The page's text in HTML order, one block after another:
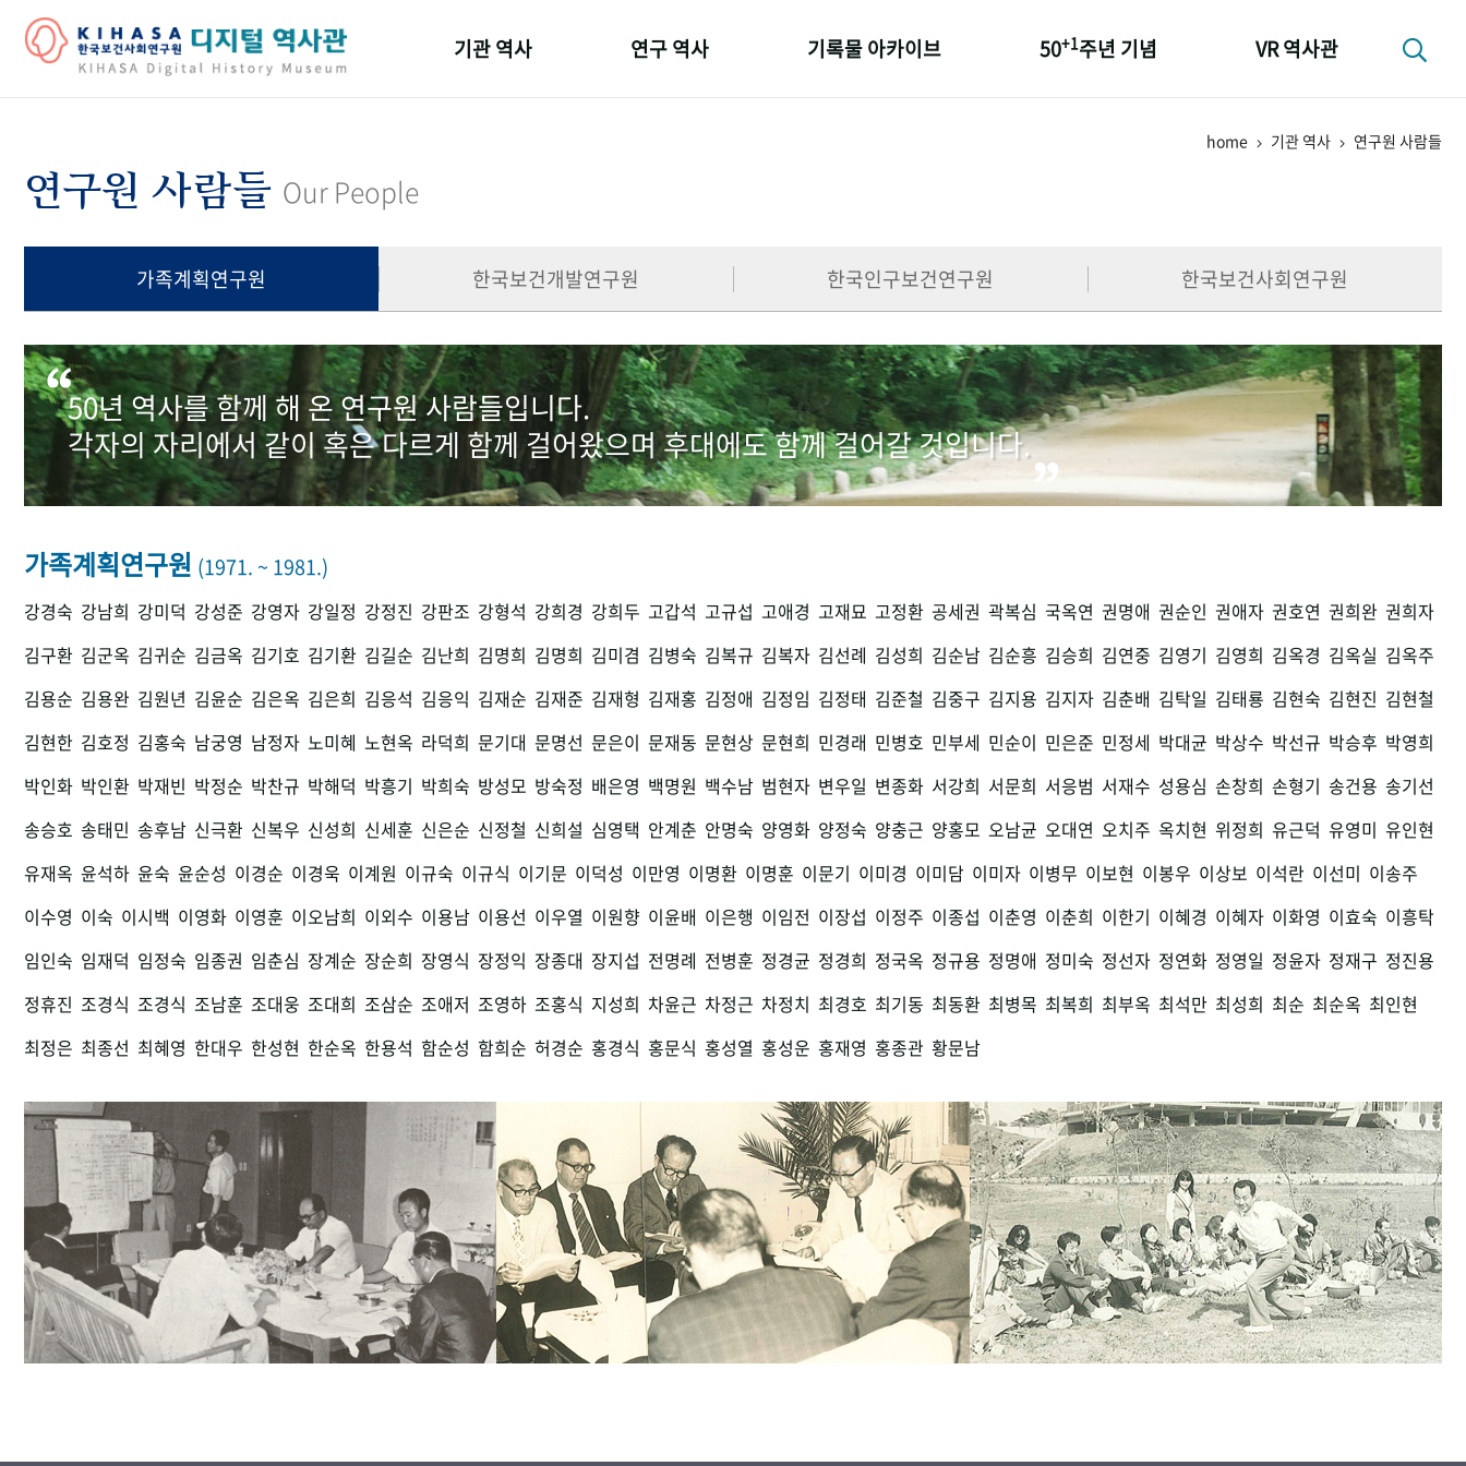
기관 역사 연구 역사 기록물 아카이브 50+1주년 기념
세계와 함께 한 KIHASA
VR 역사관
home 기관 역사 연구원 사람들
연구원 사람들 Our People
가족계획연구원 한국보건개발연구원 한국인구보건연구원 한국보건사회연구원
50년 역사를 함께 해 온 연구원 사람들입니다.
각자의 자리에서 같이 혹은 다르게 함께 걸어왔으며 후대에도 함께 걸어갈 것입니다.
가족계획연구원 (1971. ~ 1981.)
강경숙 강남희 강미덕 강성준 강영자 강일정 강정진 강판조 강형석 강희경 강희두 고갑석 고규섭 고애경 고재묘 고정환 공세권 곽복심 국옥연 권명애 권순인 권애자 권호연 권희완 권희자
김구환 김군옥 김귀순 김금옥 김기호 김기환 김길순 김난희 김명희 김명희 김미겸 김병숙 김복규 김복자 김선례 김성희 김순남 김순흥 김승희 김연중 김영기 김영희 김옥경 김옥실 김옥주
김용순 김용완 김원년 김윤순 김은옥 김은희 김응석 김응익 김재순 김재준 김재형 김재홍 김정애 김정임 김정태 김준철 김중구 김지용 김지자 김춘배 김탁일 김태룡 김현숙 김현진 김현철
김현한 김호정 김홍숙 남궁영 남정자 노미혜 노현옥 라덕희 문기대 문명선 문은이 문재동 문현상 문현희 민경래 민병호 민부세 민순이 민은준 민정세 박대균 박상수 박선규 박승후 박영희
박인화 박인환 박재빈 박정순 박찬규 박해덕 박흥기 박희숙 방성모 방숙정 배은영 백명원 백수남 범현자 변우일 변종화 서강희 서문희 서응범 서재수 성용심 손창희 손형기 송건용 송기선
송승호 송태민 송후남 신극환 신복우 신성희 신세훈 신은순 신정철 신희설 심영택 안계춘 안명숙 양영화 양정숙 양충근 양홍모 오남균 오대연 오치주 옥치현 위정희 유근덕 유영미 유인현
유재옥 윤석하 윤숙 윤순성 이경순 이경욱 이계원 이규숙 이규식 이기문 이덕성 이만영 이명환 이명훈 이문기 이미경 이미담 이미자 이병무 이보현 이봉우 이상보 이석란 이선미 이송주
이수영 이숙 이시백 이영화 이영훈 이오남희 이외수 이용남 이용선 이우열 이원향 이윤배 이은행 이임전 이장섭 이정주 이종섭 이춘영 이춘희 이한기 이혜경 이혜자 이화영 이효숙 이흥탁
임인숙 임재덕 임정숙 임종권 임춘심 장계순 장순희 장영식 장정익 장종대 장지섭 전명례 전병훈 정경균 정경희 정국옥 정규용 정명애 정미숙 정선자 정연화 정영일 정윤자 정재구 정진용
정휴진 조경식 조경식 조남훈 조대웅 조대희 조삼순 조애저 조영하 조홍식 지성희 차윤근 차정근 차정치 최경호 최기동 최동환 최병목 최복희 최부옥 최석만 최성희 최순 최순옥 최인현
최정은 최종선 최혜영 한대우 한성현 한순옥 한용석 함순성 함희순 허경순 홍경식 홍문식 홍성열 홍성운 홍재영 홍종관 황문남